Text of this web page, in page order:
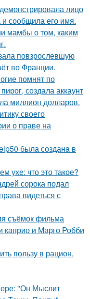
лицо
и сообщила его имя.
мамбы о том, кaким
повзрослевшую
во Франции.
помнят по
создала аккаунт
миллион долларов.
своего
о праве на
была созданa в
ухе: что это такое?
сорока подал
видеться с
съёмок фильма
каприо и Марго Робби
пользу в рацион,
"Он Мыслит